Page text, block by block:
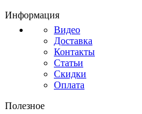
Информация
Видео
Доставка
Контакты
Статьи
Скидки
Оплата
Полезное